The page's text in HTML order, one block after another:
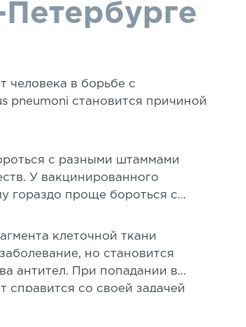
человека в борьбе с
pneumoni становится причиной
с разными штаммами
У вакцинированного
гораздо проще бороться с
клеточной ткани
но становится
антител. При попадании в
справится со своей задачей
что не дают развиться